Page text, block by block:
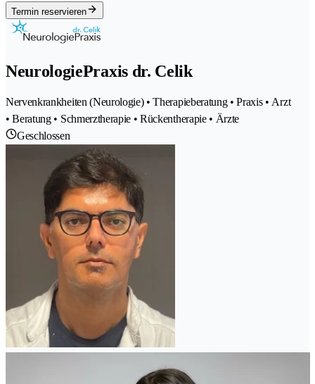
Termin reservieren
NeurologiePraxis dr. Celik
Nervenkrankheiten (Neurologie) • Therapieberatung • Praxis • Arzt
• Beratung • Schmerztherapie • Rückentherapie • Ärzte
Geschlossen